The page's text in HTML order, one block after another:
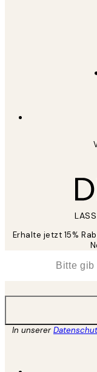
Erhalte jetzt 15%
In unserer